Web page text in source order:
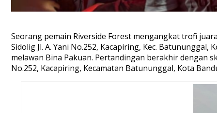
Seorang pemain Riverside Forest mengangkat trofi
Sidolig Jl. A. Yani No.252, Kacapiring, Kec.
melawan Bina Pakuan. Pertandingan berakhir dengan
No.252, Kacapiring, Kecamatan Batununggal, Kota